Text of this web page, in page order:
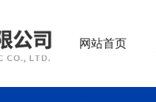
网站首页